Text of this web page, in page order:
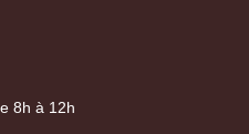
8h à 12h